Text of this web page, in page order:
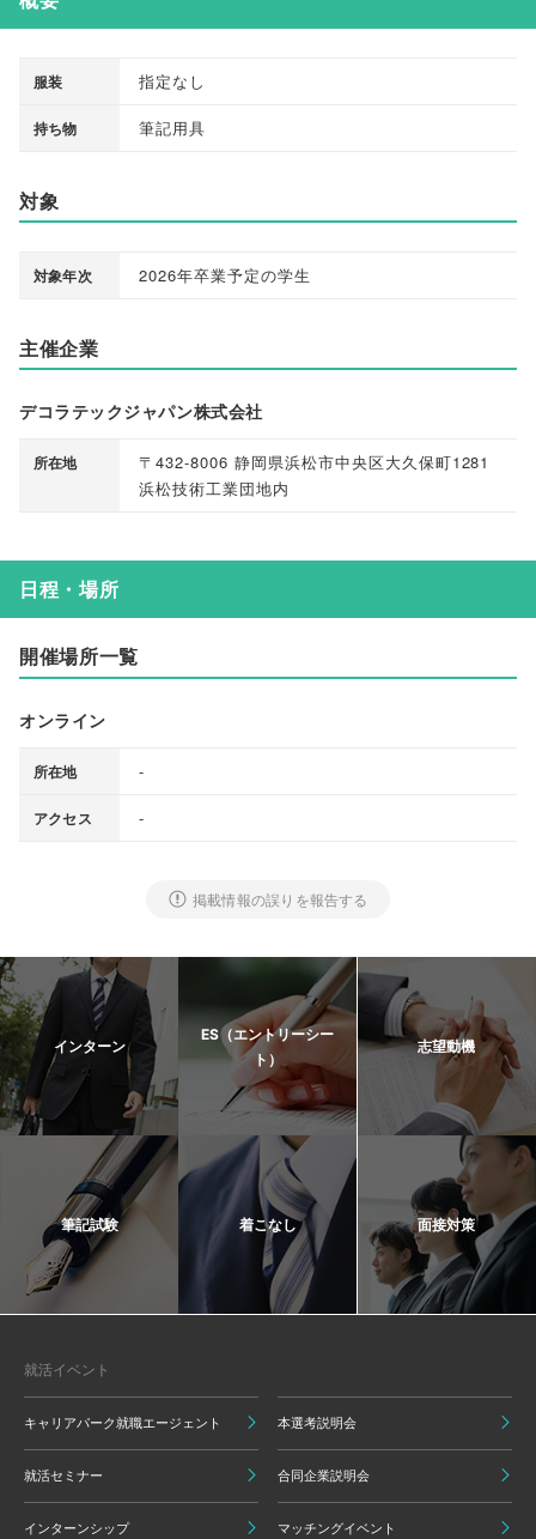
服装 指定なし
持ち物 筆記用具
対象
対象年次 2026年卒業予定の学生
主催企業
デコラテックジャパン株式会社
所在地
〒432-8006 静岡県浜松市中央区大久保町1281
浜松技術工業団地内
日程・場所
開催場所一覧
オンライン
所在地 -
アクセス -
掲載情報の誤りを報告する
インターン
ES（エントリーシー
ト）
志望動機
筆記試験 着こなし 面接対策
就活イベント
キャリアパーク就職エージェント 本選考説明会
就活セミナー 合同企業説明会
インターンシップ マッチングイベント